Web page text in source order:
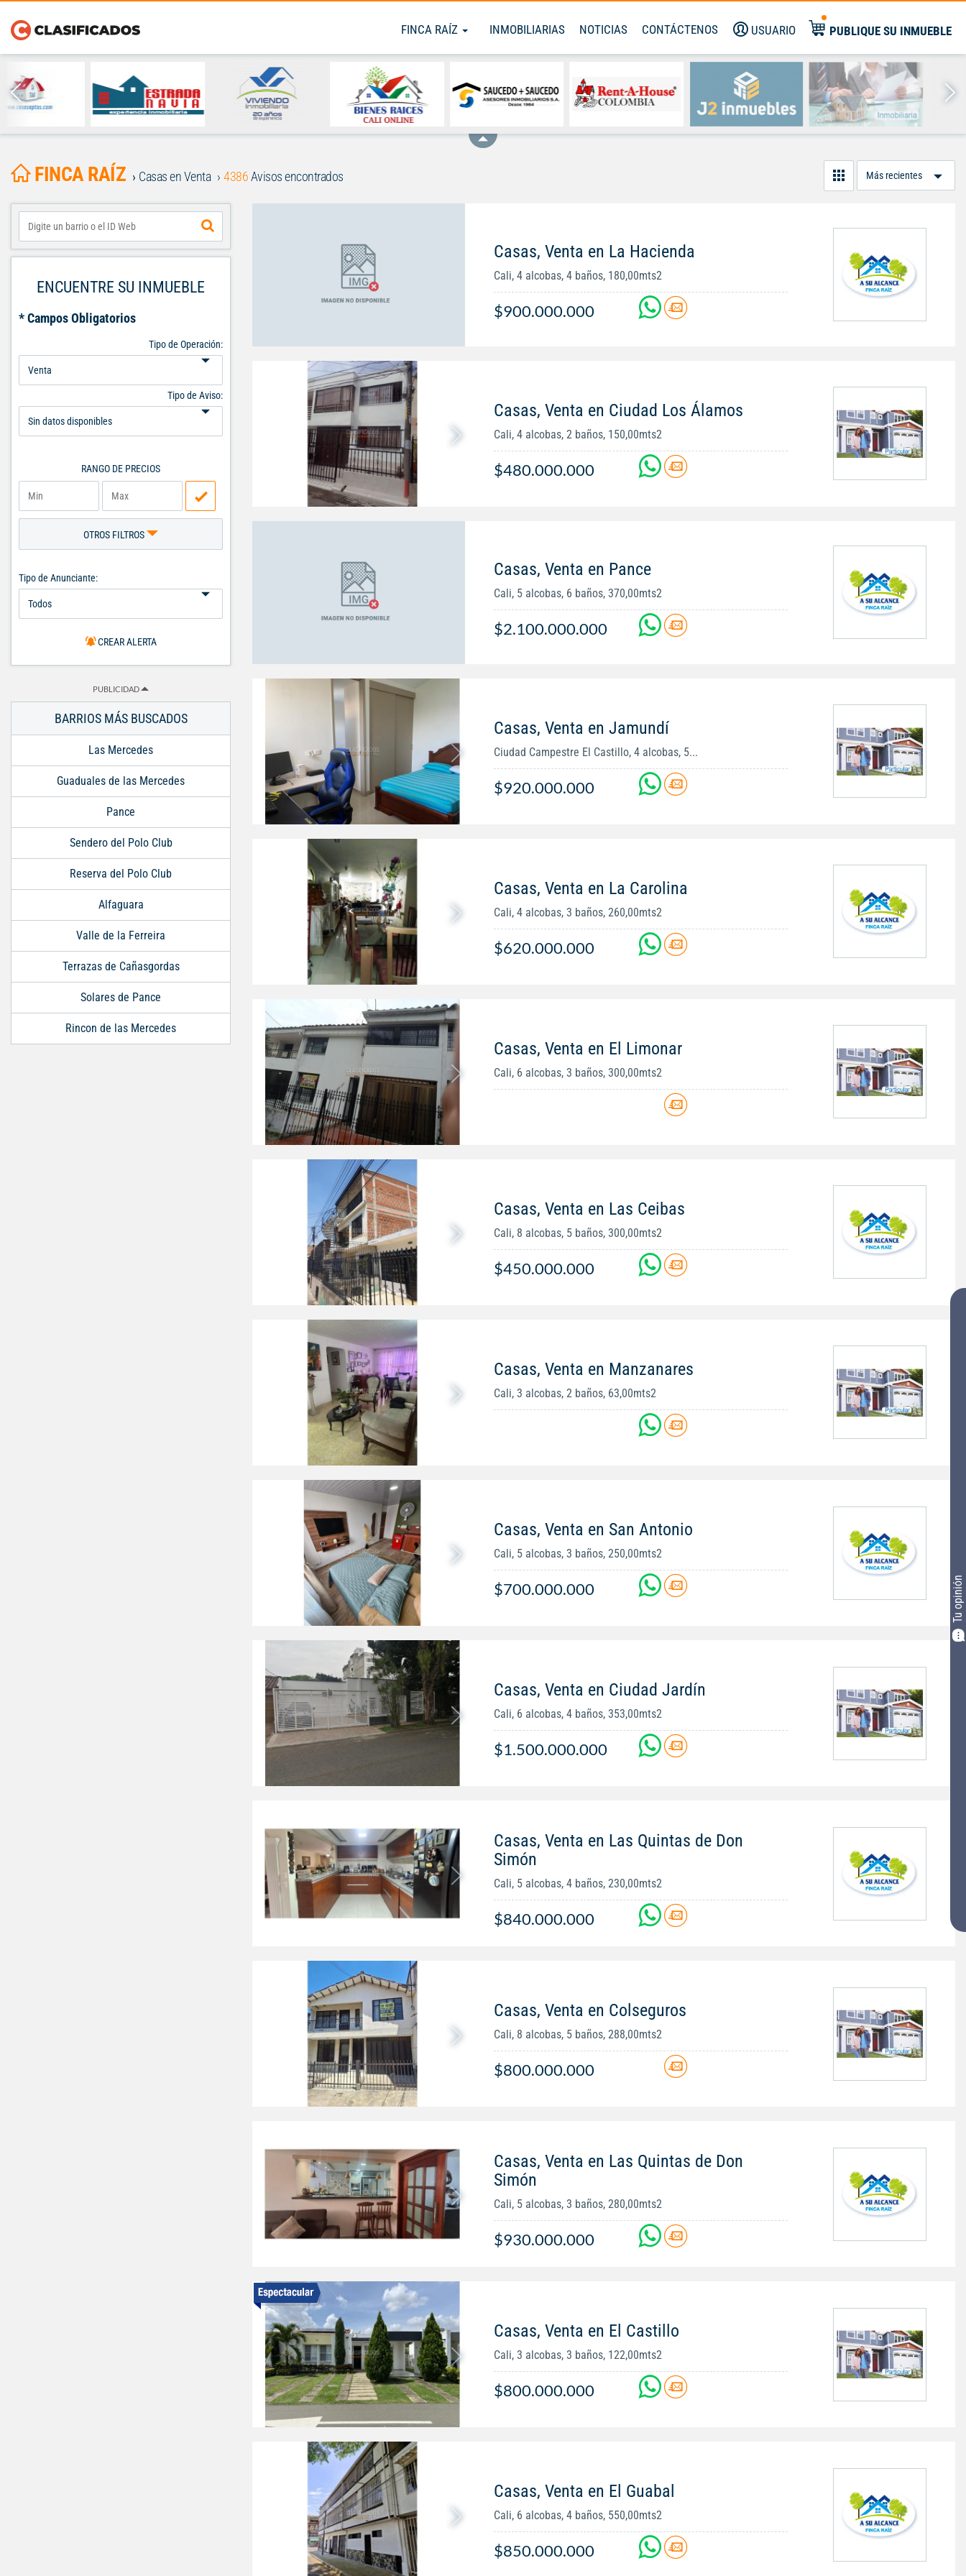
FINCA RAÍZ INMOBILIARIAS NOTICIAS CONTÁCTENOS USUARIO PUBLIQUE SU INMUEBLE
Tu opinión
FINCA RAÍZ Casas en Venta 4386Avisos encontrados
Casas, Venta en La Hacienda
Cali, 4 alcobas, 4 baños, 180,00mts2
$900.000.000
Casas, Venta en Ciudad Los Álamos
Cali, 4 alcobas, 2 baños, 150,00mts2
$480.000.000
Casas, Venta en Pance
Cali, 5 alcobas, 6 baños, 370,00mts2
$2.100.000.000
Casas, Venta en Jamundí
Ciudad Campestre El Castillo, 4 alcobas, 5...
$920.000.000
Casas, Venta en La Carolina
Cali, 4 alcobas, 3 baños, 260,00mts2
$620.000.000
Casas, Venta en El Limonar
Cali, 6 alcobas, 3 baños, 300,00mts2
Casas, Venta en Las Ceibas
Cali, 8 alcobas, 5 baños, 300,00mts2
$450.000.000
Casas, Venta en Manzanares
Cali, 3 alcobas, 2 baños, 63,00mts2
Casas, Venta en San Antonio
Cali, 5 alcobas, 3 baños, 250,00mts2
$700.000.000
Casas, Venta en Ciudad Jardín
Cali, 6 alcobas, 4 baños, 353,00mts2
$1.500.000.000
Casas, Venta en Las Quintas de Don
Simón
Cali, 5 alcobas, 4 baños, 230,00mts2
$840.000.000
Casas, Venta en Colseguros
Cali, 8 alcobas, 5 baños, 288,00mts2
$800.000.000
Casas, Venta en Las Quintas de Don
Simón
Cali, 5 alcobas, 3 baños, 280,00mts2
$930.000.000
Casas, Venta en El Castillo
Cali, 3 alcobas, 3 baños, 122,00mts2
$800.000.000
Casas, Venta en El Guabal
Cali, 6 alcobas, 4 baños, 550,00mts2
$850.000.000
ENCUENTRE SU INMUEBLE
* Campos Obligatorios
Tipo de Operación:
Tipo de Aviso:
RANGO DE PRECIOS
OTROS FILTROS
Tipo de Anunciante:
CREAR ALERTA
PUBLICIDAD
BARRIOS MÁS BUSCADOS
Las Mercedes
Guaduales de las Mercedes
Pance
Sendero del Polo Club
Reserva del Polo Club
Alfaguara
Valle de la Ferreira
Terrazas de Cañasgordas
Solares de Pance
Rincon de las Mercedes